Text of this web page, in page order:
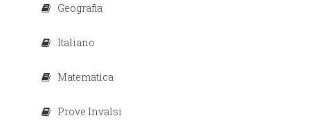
Geografia
Italiano
Matematica
Prove Invalsi